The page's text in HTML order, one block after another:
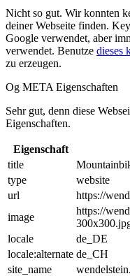
Nicht so gut. Wir konnten
deiner Webseite finden.
Google verwendet, aber
verwendet. Benutze dieses
zu erzeugen.
Og META Eigenschaften
Sehr gut, denn diese
Eigenschaften.
Eigenschaft
title
type
website
url
https://
image
https://
locale
de_DE
locale:alternate de_CH
site_name